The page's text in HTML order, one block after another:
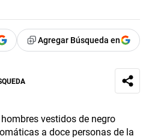
Agregar Búsqueda en
vestidos de negro
a doce personas de la